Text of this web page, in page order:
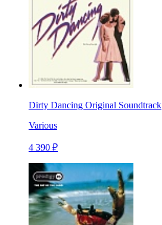
Dirty Dancing Original Soundtrack
Various
4 390 ₽